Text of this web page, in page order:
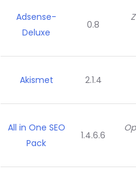
Adsense-
Deluxe
0.8
Akismet 2.1.4
All in One SEO
Pack
1.4.6.6